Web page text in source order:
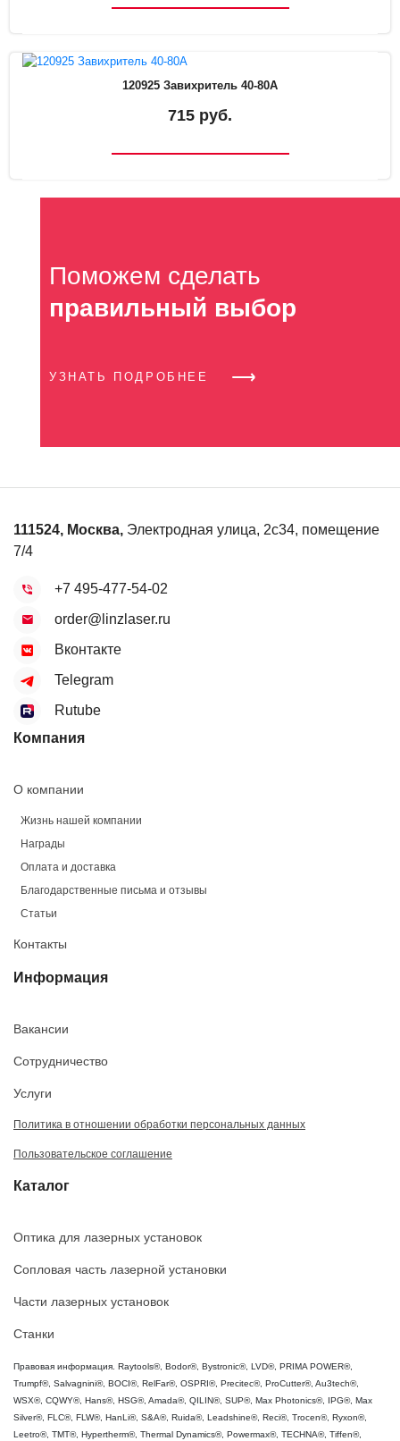
120925 Завихритель 40-80А
715 руб.
Поможем сделать
правильный выбор
УЗНАТЬ ПОДРОБНЕЕ
111524, Москва, Электродная улица, 2с34, помещение
7/4
+7 495-477-54-02
order@linzlaser.ru
Вконтакте
Telegram
Rutube
Компания
О компании
Жизнь нашей компании
Награды
Оплата и доставка
Благодарственные письма и отзывы
Статьи
Контакты
Информация
Вакансии
Сотрудничество
Услуги
Политика в отношении обработки персональных данных
Пользовательское соглашение
Каталог
Оптика для лазерных установок
Сопловая часть лазерной установки
Части лазерных установок
Станки
Правовая информация. Raytools®, Bodor®, Bystronic®, LVD®, PRIMA POWER®,
Trumpf®, Salvagnini®, BOCI®, RelFar®, OSPRI®, Precitec®, ProCutter®, Au3tech®,
WSX®, CQWY®, Hans®, HSG®, Amada®, QILIN®, SUP®, Max Photonics®, IPG®, Max
Silver®, FLC®, FLW®, HanLi®, S&A®, Ruida®, Leadshine®, Reci®, Trocen®, Ryxon®,
Leetro®, TMT®, Hypertherm®, Thermal Dynamics®, Powermax®, TECHNA®, Tiffen®,